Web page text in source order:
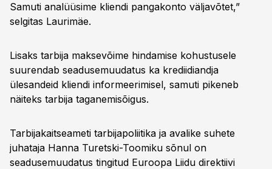
Samuti analüüsime kliendi pangakonto väljavõtet,”
selgitas Laurimäe.
Lisaks tarbija maksevõime hindamise kohustusele
suurendab seadusemuudatus ka krediidiandja
ülesandeid kliendi informeerimisel, samuti pikeneb
näiteks tarbija taganemisõigus.
Tarbijakaitseameti tarbijapoliitika ja avalike suhete
juhataja Hanna Turetski-Toomiku sõnul on
seadusemuudatus tingitud Euroopa Liidu direktiivi